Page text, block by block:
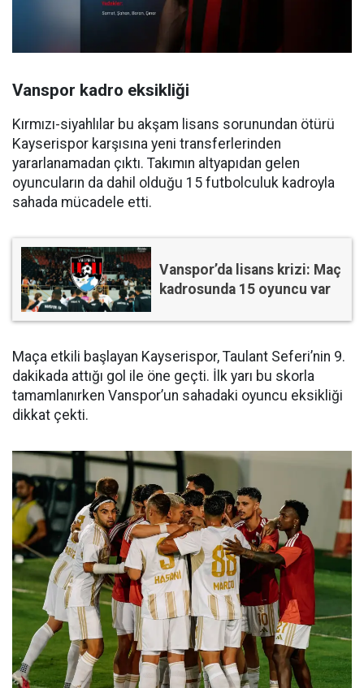
Vanspor kadro eksikliği
Kırmızı-siyahlılar bu akşam lisans sorunundan ötürü
Kayserispor karşısına yeni transferlerinden
yararlanamadan çıktı. Takımın altyapıdan gelen
oyuncuların da dahil olduğu 15 futbolculuk kadroyla
sahada mücadele etti.
Vanspor’da lisans krizi: Maç
kadrosunda 15 oyuncu var
Maça etkili başlayan Kayserispor, Taulant Seferi’nin 9.
dakikada attığı gol ile öne geçti. İlk yarı bu skorla
tamamlanırken Vanspor’un sahadaki oyuncu eksikliği
dikkat çekti.